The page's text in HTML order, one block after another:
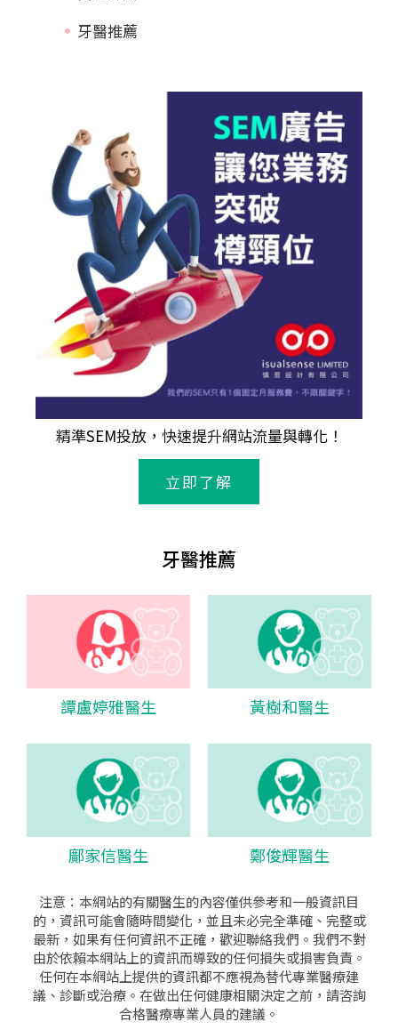
牙醫推薦
精準SEM投放，快速提升網站流量與轉化！
立即了解
牙醫推薦
譚盧婷雅醫生 黃樹和醫生
鄺家信醫生 鄭俊輝醫生
注意：本網站的有關醫生的內容僅供參考和一般資訊目
的，資訊可能會隨時間變化，並且未必完全準確、完整或
最新，如果有任何資訊不正確，歡迎聯絡我們。我們不對
由於依賴本網站上的資訊而導致的任何損失或損害負責。
任何在本網站上提供的資訊都不應視為替代專業醫療建
議、診斷或治療。在做出任何健康相關決定之前，請咨詢
合格醫療專業人員的建議。